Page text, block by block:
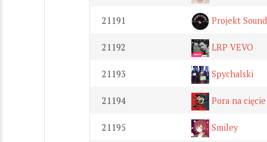
21191 Projekt Sound
21192 LRP VEVO
21193 Spychalski
21194 Pora na cięcie
21195 Smiley